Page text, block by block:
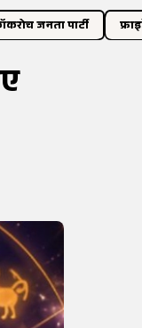
जनता पार्टी